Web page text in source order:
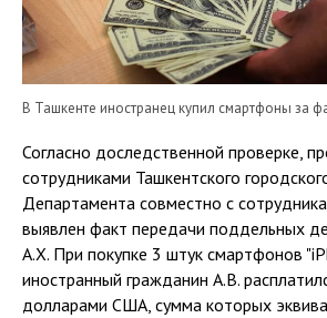
В Ташкенте иностранец купил смартфоны за
Согласно доследственной проверке,
сотрудниками Ташкентского
Департамента совместно с
выявлен факт передачи поддельных
А.Х. При покупке 3 штук смартфонов
иностранный гражданин А.В.
долларами США, сумма которых